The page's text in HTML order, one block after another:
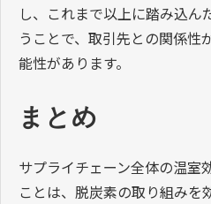
し、これまで以上に踏み込
うことで、取引先との関係性
能性があります。
まとめ
サプライチェーン全体の温室
ことは、脱炭素の取り組み